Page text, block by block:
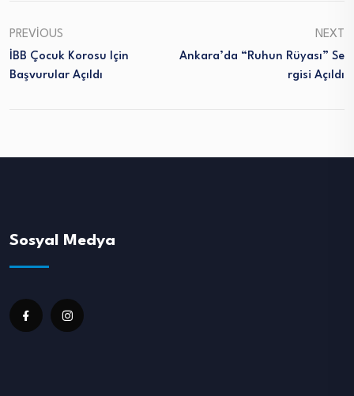
PREVIOUS
İBB Çocuk Korosu Için
Başvurular Açıldı
NEXT
Ankara’da “Ruhun Rüyası” Se
Rgisi Açıldı
Sosyal Medya